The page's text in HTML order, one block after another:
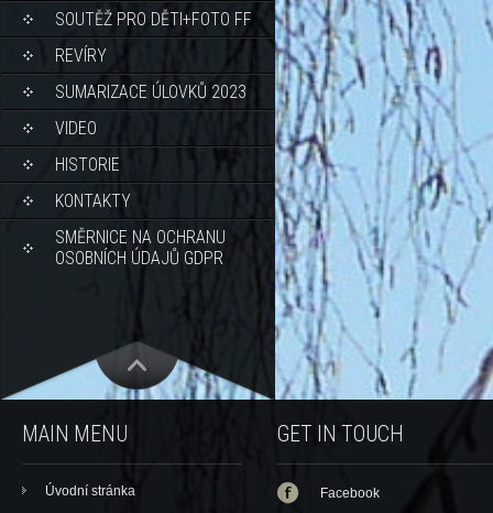
SOUTĚŽ PRO DĚTI+FOTO FF
REVÍRY
SUMARIZACE ÚLOVKŮ 2023
VIDEO
HISTORIE
KONTAKTY
SMĚRNICE NA OCHRANU
OSOBNÍCH ÚDAJŮ GDPR
MAIN MENU
Úvodní stránka
GET IN TOUCH
Facebook